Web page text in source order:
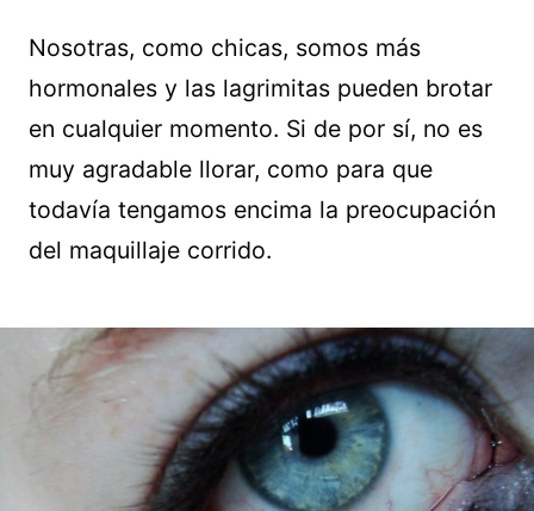
Nosotras, como chicas, somos más
hormonales y las lagrimitas pueden brotar
en cualquier momento. Si de por sí, no es
muy agradable llorar, como para que
todavía tengamos encima la preocupación
del maquillaje corrido.